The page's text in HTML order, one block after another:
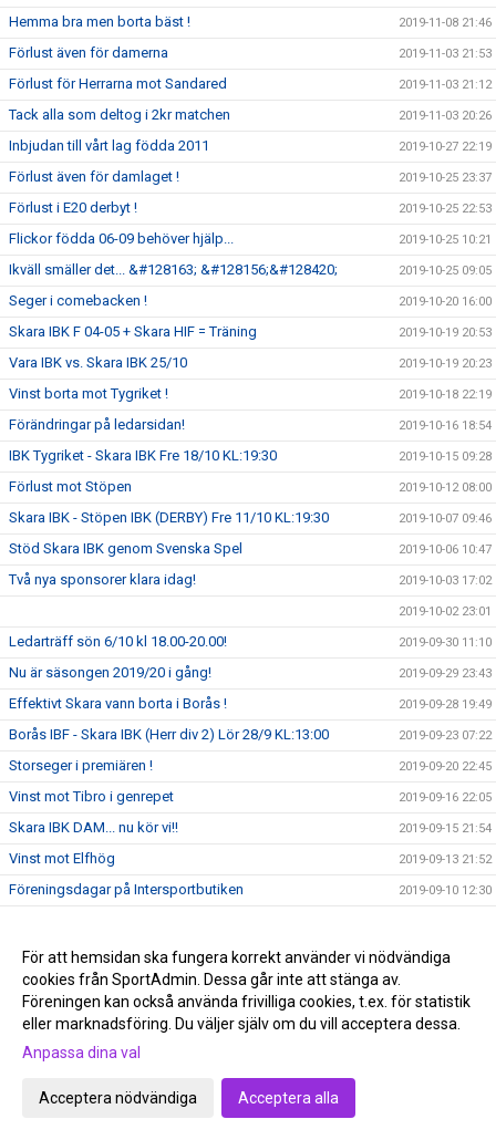
Hemma bra men borta bäst ! 2019-11-08 21:46
Förlust även för damerna 2019-11-03 21:53
Förlust för Herrarna mot Sandared 2019-11-03 21:12
Tack alla som deltog i 2kr matchen 2019-11-03 20:26
Inbjudan till vårt lag födda 2011 2019-10-27 22:19
Förlust även för damlaget ! 2019-10-25 23:37
Förlust i E20 derbyt ! 2019-10-25 22:53
Flickor födda 06-09 behöver hjälp... 2019-10-25 10:21
Ikväll smäller det... &#128163; &#128156;&#128420; 2019-10-25 09:05
Seger i comebacken ! 2019-10-20 16:00
Skara IBK F 04-05 + Skara HIF = Träning 2019-10-19 20:53
Vara IBK vs. Skara IBK 25/10 2019-10-19 20:23
Vinst borta mot Tygriket ! 2019-10-18 22:19
Förändringar på ledarsidan! 2019-10-16 18:54
IBK Tygriket - Skara IBK Fre 18/10 KL:19:30 2019-10-15 09:28
Förlust mot Stöpen 2019-10-12 08:00
Skara IBK - Stöpen IBK (DERBY) Fre 11/10 KL:19:30 2019-10-07 09:46
Stöd Skara IBK genom Svenska Spel 2019-10-06 10:47
Två nya sponsorer klara idag! 2019-10-03 17:02
2019-10-02 23:01
Ledarträff sön 6/10 kl 18.00-20.00! 2019-09-30 11:10
Nu är säsongen 2019/20 i gång! 2019-09-29 23:43
Effektivt Skara vann borta i Borås ! 2019-09-28 19:49
Borås IBF - Skara IBK (Herr div 2) Lör 28/9 KL:13:00 2019-09-23 07:22
Storseger i premiären ! 2019-09-20 22:45
Vinst mot Tibro i genrepet 2019-09-16 22:05
Skara IBK DAM... nu kör vi!! 2019-09-15 21:54
Vinst mot Elfhög 2019-09-13 21:52
Föreningsdagar på Intersportbutiken 2019-09-10 12:30
Klubbartiklar kläder och klubbor Intersport + Zone 18/9 2019-09-09 23:55
Viktig information ang, träningar 2019-09-09 09:02
Stort tack!!! 2019-09-08 23:01
Växjö vann Vilancupens P15
Hovslätt vann P14 klassen på Vilancupen
Intersport informerar
För att hemsidan ska fungera korrekt använder vi nödvändiga
cookies från SportAdmin. Dessa går inte att stänga av.
Föreningen kan också använda frivilliga cookies, t.ex. för statistik
eller marknadsföring. Du väljer själv om du vill acceptera dessa.
Anpassa dina val
Acceptera nödvändiga Acceptera alla